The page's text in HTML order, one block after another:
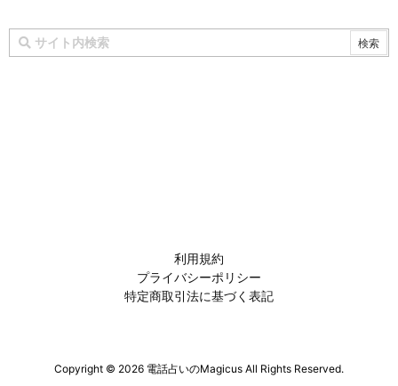
利用規約
プライバシーポリシー
特定商取引法に基づく表記
Copyright © 2026 電話占いのMagicus All Rights Reserved.